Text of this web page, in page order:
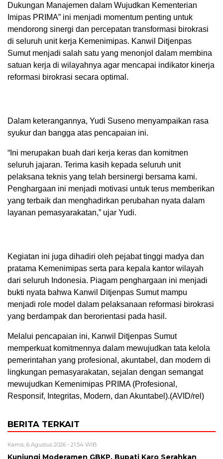
Dukungan Manajemen dalam Wujudkan Kementerian
Imipas PRIMA” ini menjadi momentum penting untuk
mendorong sinergi dan percepatan transformasi birokrasi
di seluruh unit kerja Kemenimipas. Kanwil Ditjenpas
Sumut menjadi salah satu yang menonjol dalam membina
satuan kerja di wilayahnya agar mencapai indikator kinerja
reformasi birokrasi secara optimal.
Dalam keterangannya, Yudi Suseno menyampaikan rasa
syukur dan bangga atas pencapaian ini.
“Ini merupakan buah dari kerja keras dan komitmen
seluruh jajaran. Terima kasih kepada seluruh unit
pelaksana teknis yang telah bersinergi bersama kami.
Penghargaan ini menjadi motivasi untuk terus memberikan
yang terbaik dan menghadirkan perubahan nyata dalam
layanan pemasyarakatan,” ujar Yudi.
Kegiatan ini juga dihadiri oleh pejabat tinggi madya dan
pratama Kemenimipas serta para kepala kantor wilayah
dari seluruh Indonesia. Piagam penghargaan ini menjadi
bukti nyata bahwa Kanwil Ditjenpas Sumut mampu
menjadi role model dalam pelaksanaan reformasi birokrasi
yang berdampak dan berorientasi pada hasil.
Melalui pencapaian ini, Kanwil Ditjenpas Sumut
memperkuat komitmennya dalam mewujudkan tata kelola
pemerintahan yang profesional, akuntabel, dan modern di
lingkungan pemasyarakatan, sejalan dengan semangat
mewujudkan Kemenimipas PRIMA (Profesional,
Responsif, Integritas, Modern, dan Akuntabel).(AVID/rel)
BERITA TERKAIT
Kamis, 6 Agustus 2026 - 21:54 WIB
Kunjungi Moderamen GBKP, Bupati Karo Serahkan